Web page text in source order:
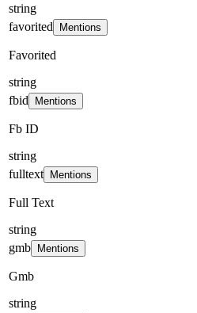
string
favorited
Mentions
Favorited
string
fbid
Mentions
Fb ID
string
fulltext
Mentions
Full Text
string
gmb
Mentions
Gmb
string